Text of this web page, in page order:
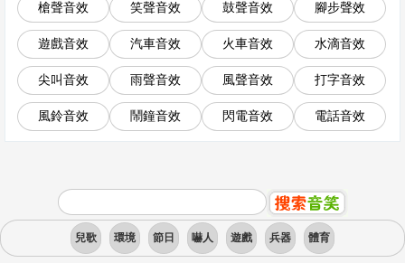
槍聲音效 笑聲音效 鼓聲音效 腳步聲效
遊戲音效 汽車音效 火車音效 水滴音效
尖叫音效 雨聲音效 風聲音效 打字音效
風鈴音效 鬧鐘音效 閃電音效 電話音效
兒歌 環境 節日 嚇人 遊戲 兵器 體育